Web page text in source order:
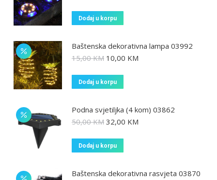
Dodaj u korpu
Baštenska dekorativna lampa 03992
15,00KM 10,00 KM
Dodaj u korpu
Podna svjetiljka (4 kom) 03862
50,00KM 32,00 KM
Dodaj u korpu
Baštenska dekorativna rasvjeta 03870